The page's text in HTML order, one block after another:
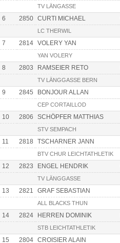
TV LÄNGASSE
6 2850 CURTI MICHAEL
LC THERWIL
7 2814 VOLERY YAN
YAN VOLERY
8 2803 RAMSEIER RETO
TV LÄNGGASSE BERN
9 2845 BONJOUR ALLAN
CEP CORTAILLOD
10 2806 SCHÖPFER MATTHIAS
STV SEMPACH
11 2818 TSCHARNER JANN
BTV CHUR LEICHTATHLETIK
12 2823 ENGEL HENDRIK
TV LÄNGGASSE
13 2821 GRAF SEBASTIAN
ALL BLACKS THUN
14 2824 HERREN DOMINIK
STB LEICHTATHLETIK
15 2804 CROISIER ALAIN